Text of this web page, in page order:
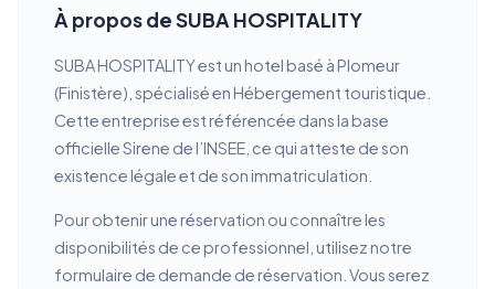
À propos de SUBA HOSPITALITY
SUBA HOSPITALITY est un hotel basé à Plomeur
(Finistère), spécialisé en Hébergement touristique.
Cette entreprise est référencée dans la base
officielle Sirene de l’INSEE, ce qui atteste de son
existence légale et de son immatriculation.
Pour obtenir une réservation ou connaître les
disponibilités de ce professionnel, utilisez notre
formulaire de demande de réservation. Vous serez